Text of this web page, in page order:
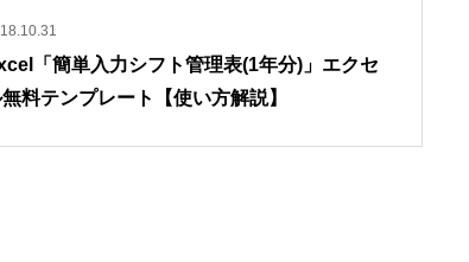
「簡単入力シフト管理表(1年分)」エクセ
料テンプレート【使い方解説】